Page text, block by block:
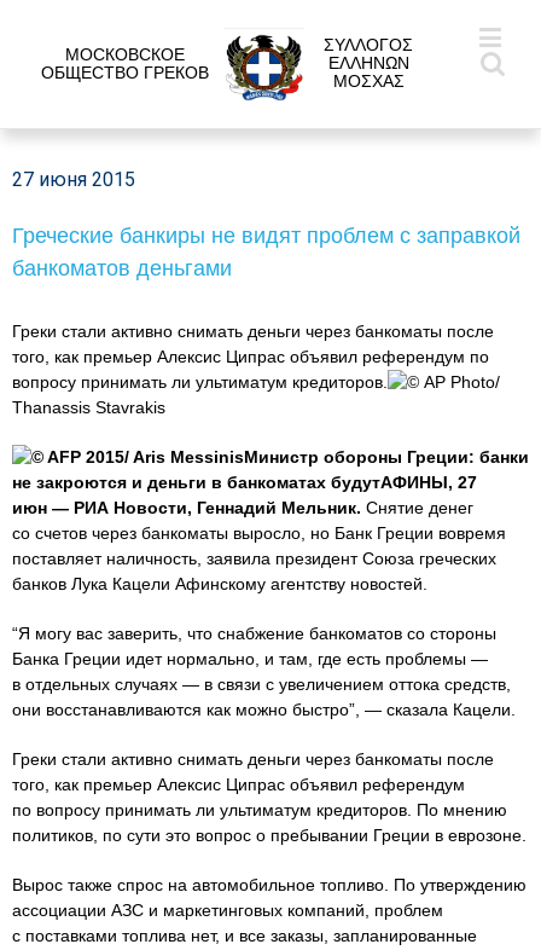
МОСКОВСКОЕ
ОБЩЕСТВО ГРЕКОВ
ΣΥΛΛΟΓΟΣ
ΕΛΛΗΝΩΝ
ΜΟΣΧΑΣ
27 июня 2015
Греческие банкиры не видят проблем с заправкой
банкоматов деньгами
Греки стали активно снимать деньги через банкоматы после
того, как премьер Алексис Ципрас объявил референдум по
вопросу принимать ли ультиматум кредиторов.
© AP Photo/
Thanassis Stavrakis
© AFP 2015/ Aris MessinisМинистр обороны Греции: банки
не закроются и деньги в банкоматах будутАФИНЫ, 27
июн — РИА Новости, Геннадий Мельник. Снятие денег
со счетов через банкоматы выросло, но Банк Греции вовремя
поставляет наличность, заявила президент Союза греческих
банков Лука Кацели Афинскому агентству новостей.
“Я могу вас заверить, что снабжение банкоматов со стороны
Банка Греции идет нормально, и там, где есть проблемы —
в отдельных случаях — в связи с увеличением оттока средств,
они восстанавливаются как можно быстро”, — сказала Кацели.
Греки стали активно снимать деньги через банкоматы после
того, как премьер Алексис Ципрас объявил референдум
по вопросу принимать ли ультиматум кредиторов. По мнению
политиков, по сути это вопрос о пребывании Греции в еврозоне.
Вырос также спрос на автомобильное топливо. По утверждению
ассоциации АЗС и маркетинговых компаний, проблем
с поставками топлива нет, и все заказы, запланированные